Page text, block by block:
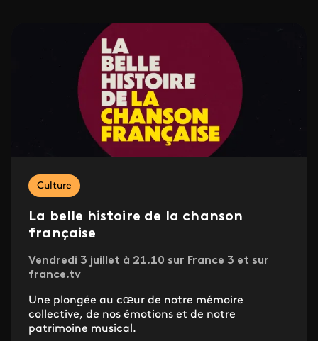
Culture
La belle histoire de la chanson
française
Vendredi 3 juillet à 21.10 sur France 3 et sur
france.tv
Une plongée au cœur de notre mémoire
collective, de nos émotions et de notre
patrimoine musical.